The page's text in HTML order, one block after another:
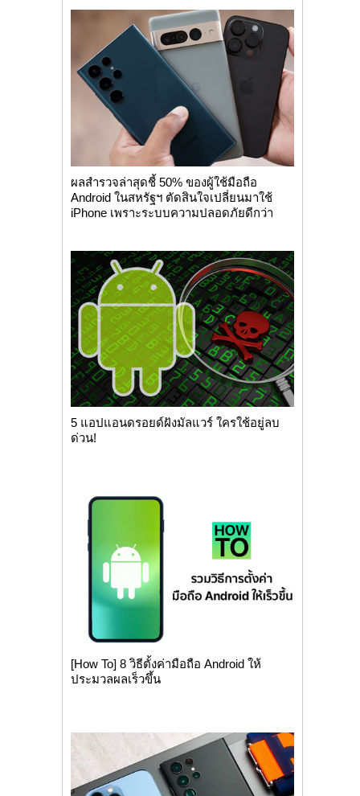
ผลสำรวจล่าสุดชี้ 50% ของผู้ใช้มือถือ
Android ในสหรัฐฯ ตัดสินใจเปลี่ยนมาใช้
iPhone เพราะระบบความปลอดภัยดีกว่า
5 แอปแอนดรอยด์ฝังมัลแวร์ ใครใช้อยู่ลบ
ด่วน!
[How To] 8 วิธีตั้งค่ามือถือ Android ให้
ประมวลผลเร็วขึ้น